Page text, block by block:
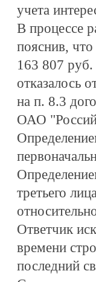
учета
В процессе
пояснив,
163 807
отказалось
на п. 8.3
ОАО
третьего
Ответчик
времени
последний